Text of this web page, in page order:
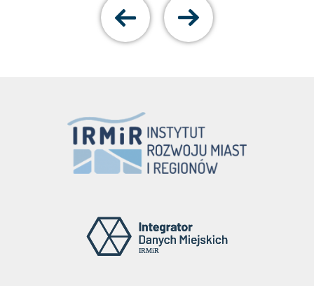
Pokaż
poprzedni
slajd
Pokaż
następny
slajd